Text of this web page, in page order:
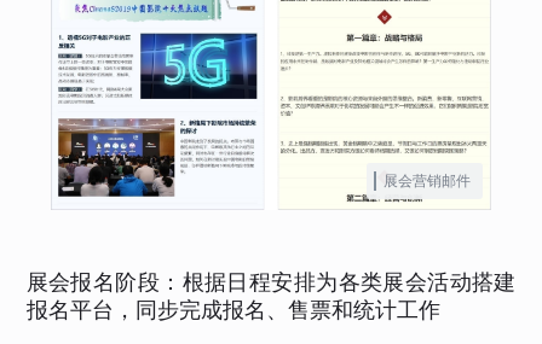
展会营销邮件
展会报名阶段：根据日程安排为各类展会活动搭建
报名平台，同步完成报名、售票和统计工作